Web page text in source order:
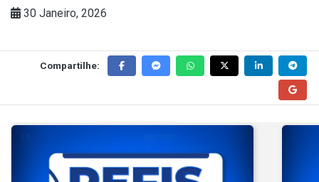
30 Janeiro, 2026
Compartilhe: